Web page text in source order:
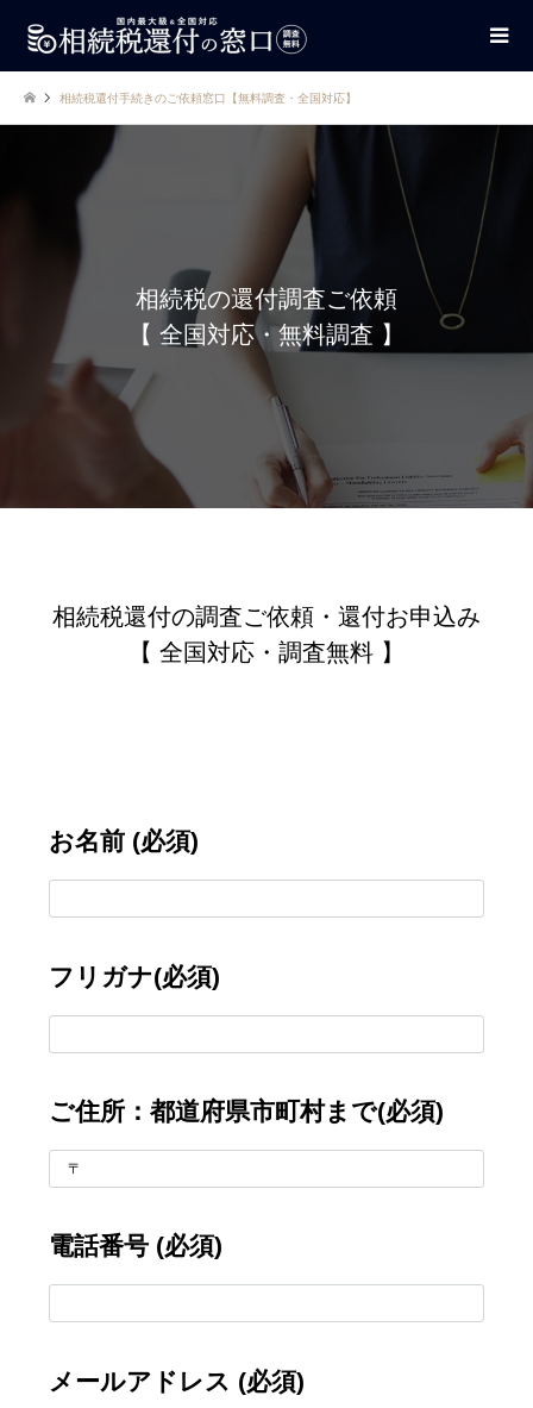
相続税還付手続きのご依頼窓口【無料調査・全国対応】
相続税の還付調査ご依頼
【 全国対応・無料調査 】
相続税還付の調査ご依頼・還付お申込み
【 全国対応・調査無料 】
お名前 (必須)
フリガナ(必須)
ご住所：都道府県市町村まで(必須)
電話番号 (必須)
メールアドレス (必須)